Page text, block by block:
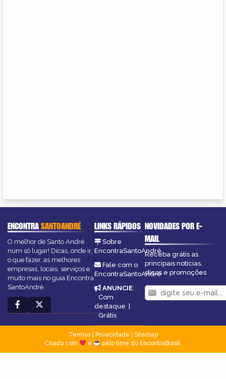
ENCONTRASANTOANDRÉ
O melhor de Santo André
num só lugar! Dicas, onde ir,
o que fazer, as melhores
empresas, locais, serviços e
muito mais no guia Encontra
SantoAndré.
LINKS RÁPIDOS
Sobre
EncontraSantoAndré
Fale com o
EncontraSantoAndré
ANUNCIE:
Com
destaque |
Grátis
NOVIDADES POR E-
MAIL
Receba grátis as
principais notícias,
dicas e promoções
Termos| Privacidade
Sitemap
Criado com
e pelo time do EncontraBrasil